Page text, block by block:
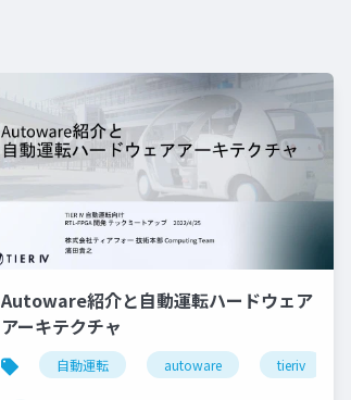
Autoware紹介と自動運転ハードウェア
アーキテクチャ
自動運転 autoware tieriv